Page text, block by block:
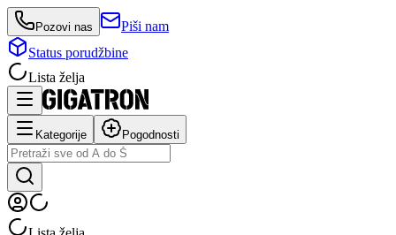
Pozovi nas
Piši nam
Status porudžbine
Lista želja
Kategorije Pogodnosti